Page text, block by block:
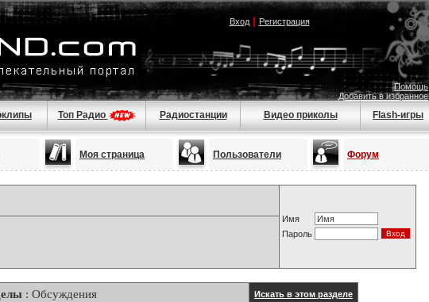
Вход| Регистрация
Помощь
Добавить в избранное
Топ Радио Радиостанции Видео приколы Flash-игры
Моя страница Пользователи Форум
Имя
Пароль
: Обсуждения Искать в этом разделе